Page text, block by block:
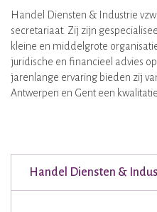
Handel Diensten & Industrie
secretariaat. Zij zijn
kleine en middelgrote
juridische en financieel advies
jarenlange ervaring bieden zij
Antwerpen en Gent een
Handel Diensten &